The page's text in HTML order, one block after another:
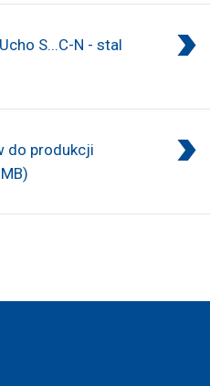
S...C-N - stal
do produkcji